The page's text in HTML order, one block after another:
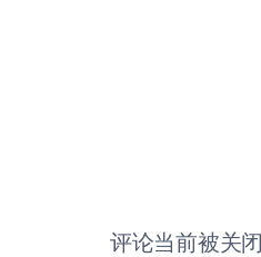
评论当前被关